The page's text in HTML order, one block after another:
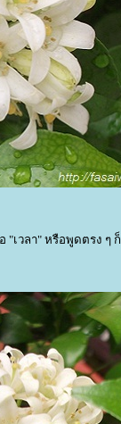
"เวลา" หรือพูดตรง ๆ